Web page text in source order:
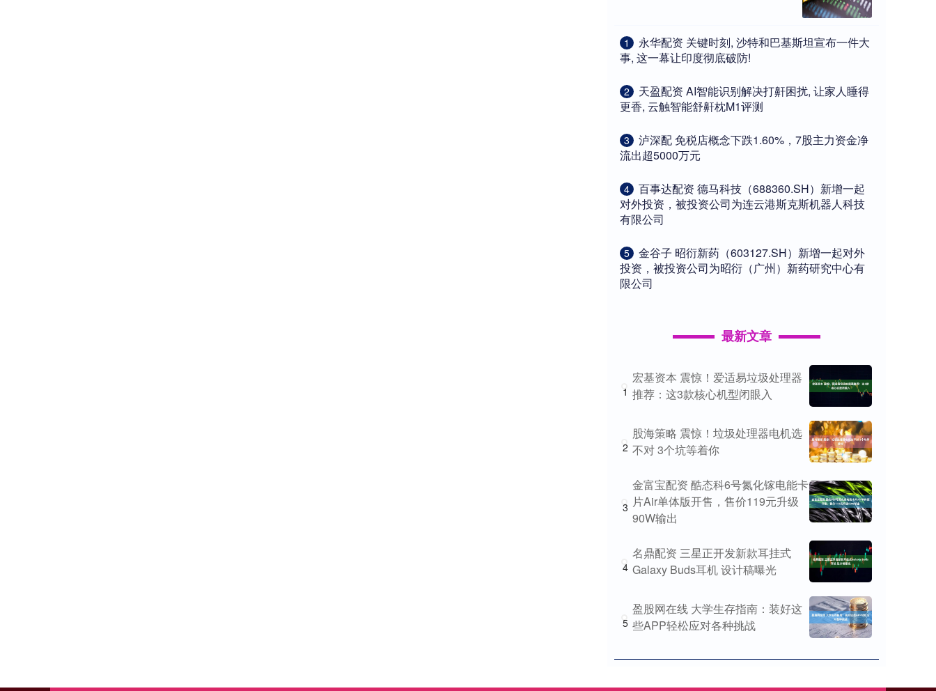
1
​永华配资 关键时刻, 沙特和巴基斯坦宣布一件大
事, 这一幕让印度彻底破防!
2
​天盈配资 AI智能识别解决打鼾困扰, 让家人睡得
更香, 云触智能舒鼾枕M1评测
3
​泸深配 免税店概念下跌1.60%，7股主力资金净
流出超5000万元
4
​百事达配资 德马科技（688360.SH）新增一起
对外投资，被投资公司为连云港斯克斯机器人科技
有限公司
5
​金谷子 昭衍新药（603127.SH）新增一起对外
投资，被投资公司为昭衍（广州）新药研究中心有
限公司
最新文章
1
宏基资本 震惊！爱适易垃圾处理器
推荐：这3款核心机型闭眼入
2
股海策略 震惊！垃圾处理器电机选
不对 3个坑等着你
3
金富宝配资 酷态科6号氮化镓电能卡
片Air单体版开售，售价119元升级
90W输出
4
名鼎配资 三星正开发新款耳挂式
Galaxy Buds耳机 设计稿曝光
5
盈股网在线 大学生存指南：装好这
些APP轻松应对各种挑战